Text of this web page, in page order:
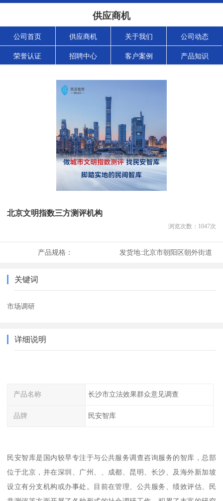
供应商机
公司首页 供应商机 关于我们 公司动态
荣誉认证 招聘中心 客户案例 产品知识
北京文明指数三方测评机构
浏览次数： 1047次
产品规格： 发货地:北京市朝阳区朝外街道
关键词
市场调研
详细说明
产品名称 长沙市立法效果群众意见调查
品牌 民安智库
民安智库是国内较早专注于与公共服务调查咨询服务的智库，总部
位于北京，并在深圳、广州、、成都、昆明、长沙、及海外新加坡
设立有分支机构或办事处。目前在管理、公共服务、绩效评估、民